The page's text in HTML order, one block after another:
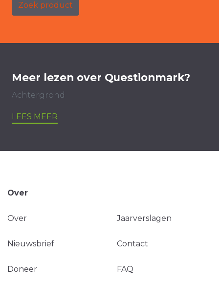
Zoek product
Meer lezen over Questionmark?
Achtergrond
LEES MEER
Over
Over Jaarverslagen
Nieuwsbrief Contact
Doneer FAQ